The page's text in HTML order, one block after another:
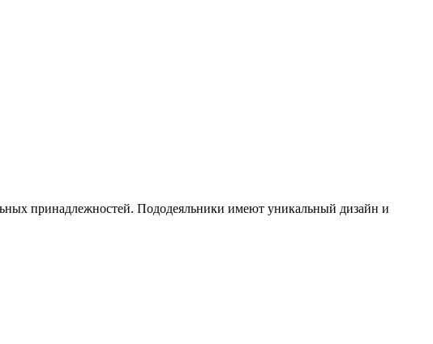
принадлежностей. Пододеяльники имеют уникальный дизайн и